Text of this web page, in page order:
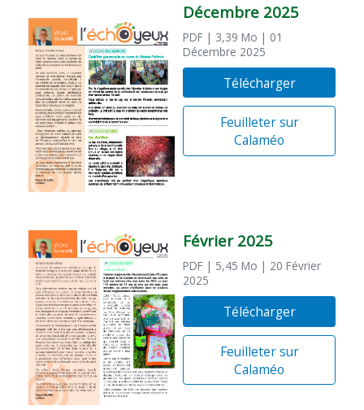
Décembre 2025
PDF | 3,39 Mo | 01
Décembre 2025
Télécharger
Feuilleter sur
Calaméo
Février 2025
PDF | 5,45 Mo | 20 Février
2025
Télécharger
Feuilleter sur
Calaméo